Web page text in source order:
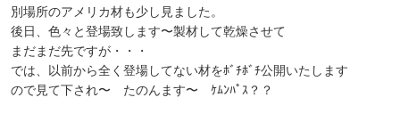
別場所のアメリカ材も少し見ました。
後日、色々と登場致します〜製材して乾燥させて
まだまだ先ですが・・・
では、以前から全く登場してない材をﾎﾞﾁﾎﾞﾁ公開いたします
ので見て下され〜 たのんます〜 ｹﾑﾝﾊﾟｽ？？